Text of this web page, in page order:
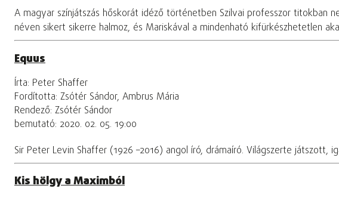
A magyar színjátszás hőskorát idéző történetben Szilvai professzor titokban
néven sikert sikerre halmoz, és Mariskával a mindenható kifürkészhetetlen
Equus
Írta: Peter Shaffer
Fordította: Zsótér Sándor, Ambrus Mária
Rendező: Zsótér Sándor
bemutató: 2020. 02. 05. 19:00
Sir Peter Levin Shaffer (1926 –2016) angol író, drámaíró. Világszerte
Kis hölgy a Maximból